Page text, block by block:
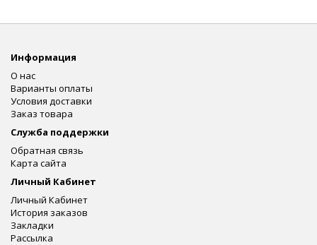
Информация
О нас
Варианты оплаты
Условия доставки
Заказ товара
Служба поддержки
Обратная связь
Карта сайта
Личный Кабинет
Личный Кабинет
История заказов
Закладки
Рассылка